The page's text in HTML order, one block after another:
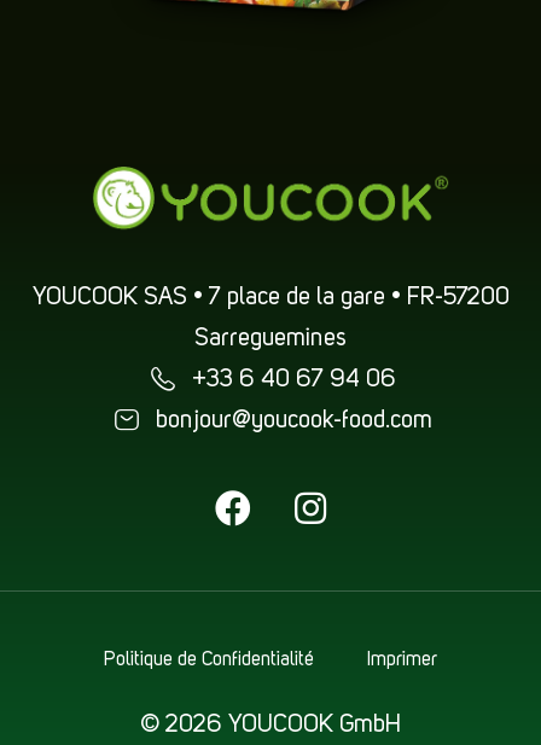
+33 6 40 67 94 06
bonjour@youcook-food.com
YOUCOOK SAS • 7 place de la gare • FR-57200
Sarreguemines
© 2026 YOUCOOK GmbH
Politique de Confidentialité Imprimer